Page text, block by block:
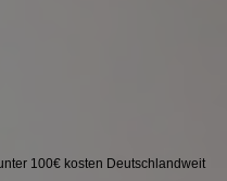
100€ kosten Deutschlandweit